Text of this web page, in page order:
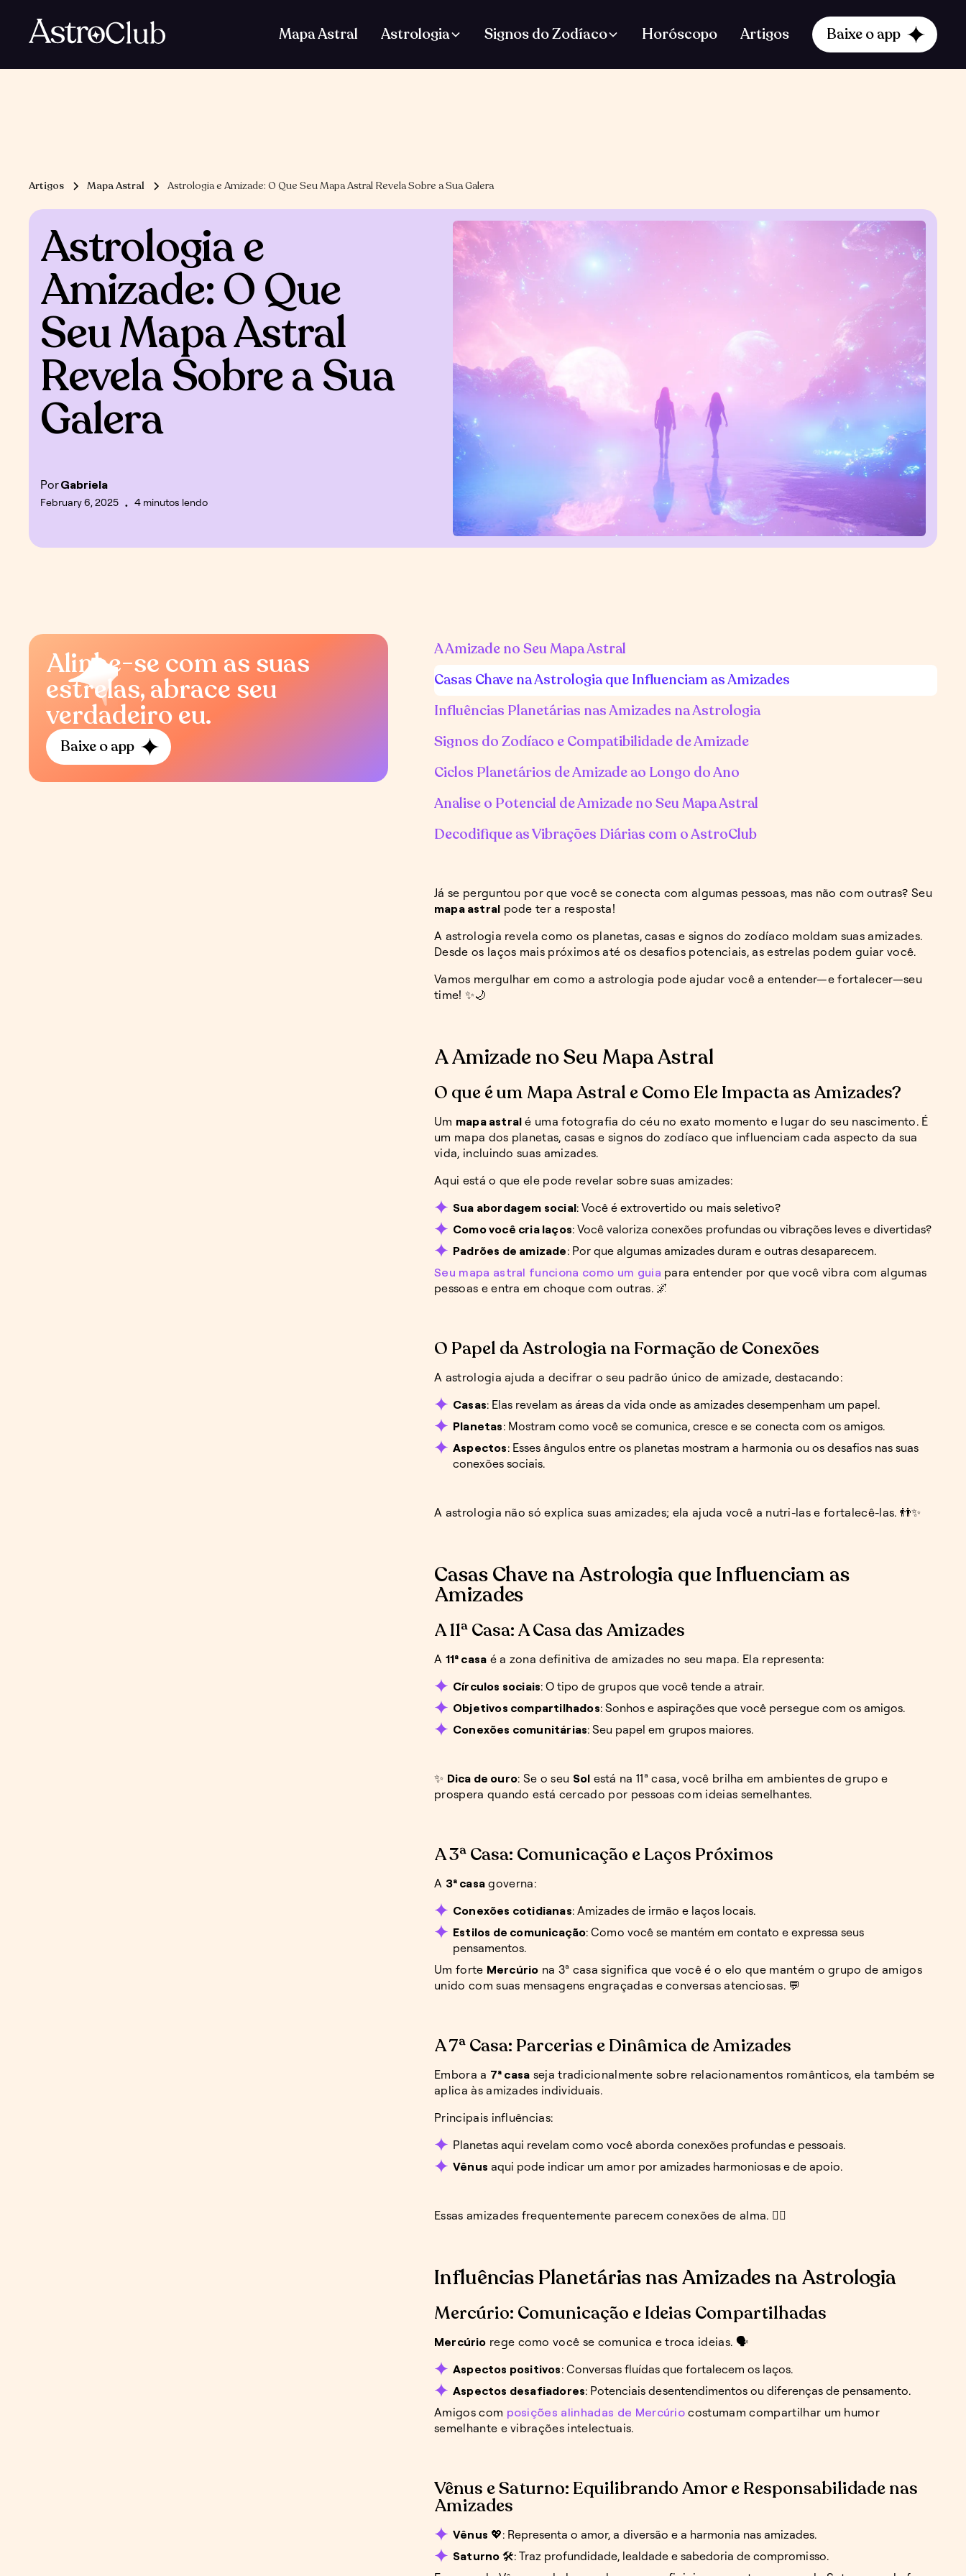
Mapa Astral Astrologia Signos do Zodíaco Horóscopo Artigos Baixe o app
Baixe AstroClub
Artigos Mapa Astral Astrologia e Amizade: O Que Seu Mapa Astral Revela Sobre a Sua Galera
Astrologia e
Amizade: O Que
Seu Mapa Astral
Revela Sobre a Sua
Galera
PorGabriela
February 6, 2025 • 4 minutos lendo
Alinhe-se com as suas
estrelas, abrace seu
verdadeiro eu.
Baixe o app
A Amizade no Seu Mapa Astral
Casas Chave na Astrologia que Influenciam as Amizades
Influências Planetárias nas Amizades na Astrologia
Signos do Zodíaco e Compatibilidade de Amizade
Ciclos Planetários de Amizade ao Longo do Ano
Analise o Potencial de Amizade no Seu Mapa Astral
Decodifique as Vibrações Diárias com o AstroClub
Já se perguntou por que você se conecta com algumas pessoas, mas não com outras? Seu
mapa astral pode ter a resposta!
A astrologia revela como os planetas, casas e signos do zodíaco moldam suas amizades.
Desde os laços mais próximos até os desafios potenciais, as estrelas podem guiar você.
Vamos mergulhar em como a astrologia pode ajudar você a entender—e fortalecer—seu
time! ✨🌙
A Amizade no Seu Mapa Astral
O que é um Mapa Astral e Como Ele Impacta as Amizades?
Um mapa astral é uma fotografia do céu no exato momento e lugar do seu nascimento. É
um mapa dos planetas, casas e signos do zodíaco que influenciam cada aspecto da sua
vida, incluindo suas amizades.
Aqui está o que ele pode revelar sobre suas amizades:
Sua abordagem social: Você é extrovertido ou mais seletivo?
Como você cria laços: Você valoriza conexões profundas ou vibrações leves e divertidas?
Padrões de amizade: Por que algumas amizades duram e outras desaparecem.
Seu mapa astral funciona como um guia para entender por que você vibra com algumas
pessoas e entra em choque com outras. 🌌
O Papel da Astrologia na Formação de Conexões
A astrologia ajuda a decifrar o seu padrão único de amizade, destacando:
Casas: Elas revelam as áreas da vida onde as amizades desempenham um papel.
Planetas: Mostram como você se comunica, cresce e se conecta com os amigos.
Aspectos: Esses ângulos entre os planetas mostram a harmonia ou os desafios nas suas
conexões sociais.
A astrologia não só explica suas amizades; ela ajuda você a nutri-las e fortalecê-las. 👬✨
Casas Chave na Astrologia que Influenciam as
Amizades
A 11ª Casa: A Casa das Amizades
A 11ª casa é a zona definitiva de amizades no seu mapa. Ela representa:
Círculos sociais: O tipo de grupos que você tende a atrair.
Objetivos compartilhados: Sonhos e aspirações que você persegue com os amigos.
Conexões comunitárias: Seu papel em grupos maiores.
✨ Dica de ouro: Se o seu Sol está na 11ª casa, você brilha em ambientes de grupo e
prospera quando está cercado por pessoas com ideias semelhantes.
A 3ª Casa: Comunicação e Laços Próximos
A 3ª casa governa:
Conexões cotidianas: Amizades de irmão e laços locais.
Estilos de comunicação: Como você se mantém em contato e expressa seus
pensamentos.
Um forte Mercúrio na 3ª casa significa que você é o elo que mantém o grupo de amigos
unido com suas mensagens engraçadas e conversas atenciosas. 💬
A 7ª Casa: Parcerias e Dinâmica de Amizades
Embora a 7ª casa seja tradicionalmente sobre relacionamentos românticos, ela também se
aplica às amizades individuais.
Principais influências:
Planetas aqui revelam como você aborda conexões profundas e pessoais.
Vênus aqui pode indicar um amor por amizades harmoniosas e de apoio.
Essas amizades frequentemente parecem conexões de alma. ❤️‍🔥
Influências Planetárias nas Amizades na Astrologia
Mercúrio: Comunicação e Ideias Compartilhadas
Mercúrio rege como você se comunica e troca ideias. 🗣️
Aspectos positivos: Conversas fluídas que fortalecem os laços.
Aspectos desafiadores: Potenciais desentendimentos ou diferenças de pensamento.
Amigos com posições alinhadas de Mercúrio costumam compartilhar um humor
semelhante e vibrações intelectuais.
Vênus e Saturno: Equilibrando Amor e Responsabilidade nas
Amizades
Vênus 💖: Representa o amor, a diversão e a harmonia nas amizades.
Saturno 🛠️: Traz profundidade, lealdade e sabedoria de compromisso.